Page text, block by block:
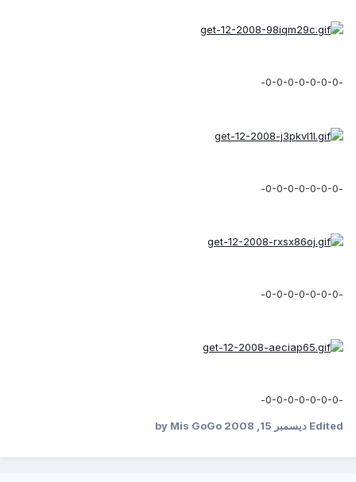
-0-0-0-0-0-0-0-
-0-0-0-0-0-0-0-
-0-0-0-0-0-0-0-
-0-0-0-0-0-0-0-
Edited ديسمبر 15, 2008 by Mis GoGo